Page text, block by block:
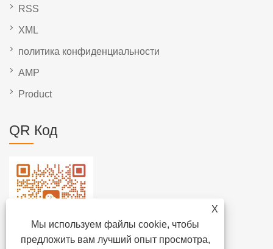
X
Мы используем файлы cookie, чтобы
предложить вам лучший опыт просмотра,
RSS
XML
политика конфиденциальности
AMP
Product
QR Код